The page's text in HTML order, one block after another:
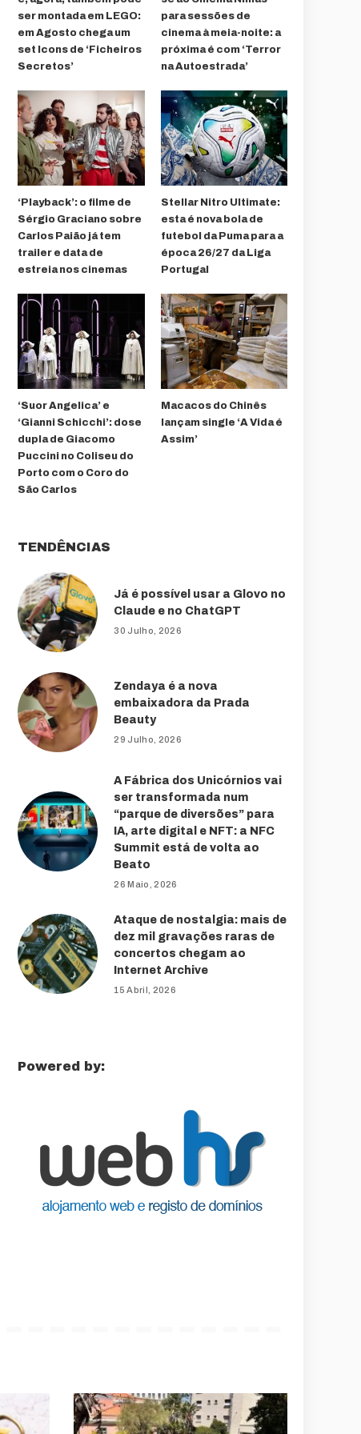
ser montada em LEGO:
em Agosto chega um
set Icons de ‘Ficheiros
Secretos’
para sessões de
cinema à meia-noite: a
próxima é com ‘Terror
na Autoestrada’
‘Playback’: o filme de
Sérgio Graciano sobre
Carlos Paião já tem
trailer e data de
estreia nos cinemas
Stellar Nitro Ultimate:
esta é nova bola de
futebol da Puma para a
época 26/27 da Liga
Portugal
‘Suor Angelica’ e
‘Gianni Schicchi’: dose
dupla de Giacomo
Puccini no Coliseu do
Porto com o Coro do
São Carlos
Macacos do Chinês
lançam single ‘A Vida é
Assim’
TENDÊNCIAS
Já é possível usar a Glovo no
Claude e no ChatGPT
30 Julho, 2026
Zendaya é a nova
embaixadora da Prada
Beauty
29 Julho, 2026
A Fábrica dos Unicórnios vai
ser transformada num
“parque de diversões” para
IA, arte digital e NFT: a NFC
Summit está de volta ao
Beato
26 Maio, 2026
Ataque de nostalgia: mais de
dez mil gravações raras de
concertos chegam ao
Internet Archive
15 Abril, 2026
Powered by: